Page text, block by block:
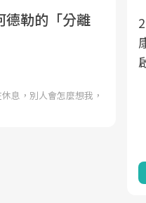
德勒的「分離
息，別人會怎麼想我，
台灣正在快速邁
。隨著國家政策
是醫療院所的服
祭體驗「一站式健
驗到運動，全面